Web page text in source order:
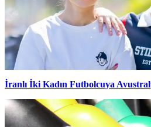
İranlı İki Kadın Futbolcuya